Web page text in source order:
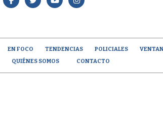
EN FOCO TENDENCIAS POLICIALES
QUIÉNES SOMOS CONTACTO